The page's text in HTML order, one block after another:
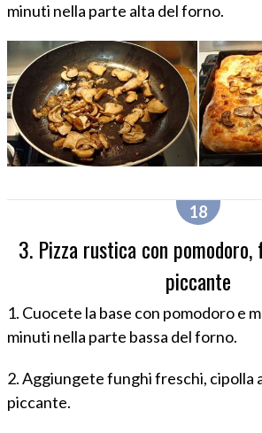
minuti nella parte alta del forno.
3. Pizza rustica con pomodoro,
piccante
1. Cuocete la base con pomodoro e
minuti nella parte bassa del forno.
2. Aggiungete funghi freschi, cipolla
piccante.